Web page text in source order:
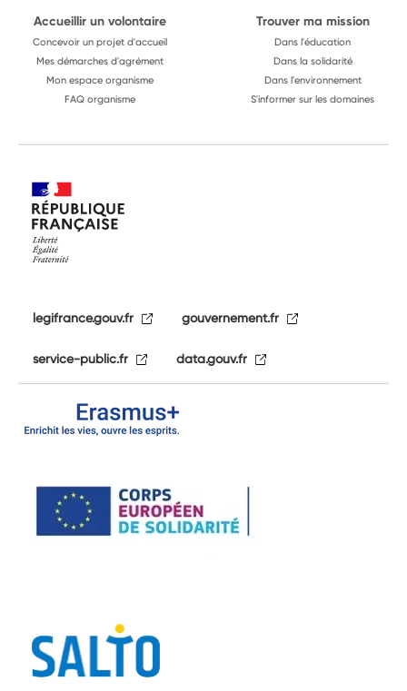
Accueillir un volontaire
Concevoir un projet d'accueil
Mes démarches d'agrément
Mon espace organisme
FAQ organisme
Trouver ma mission
Dans l'éducation
Dans la solidarité
Dans l'environnement
S'informer sur les domaines
legifrance.gouv.fr gouvernement.fr
service-public.fr data.gouv.fr